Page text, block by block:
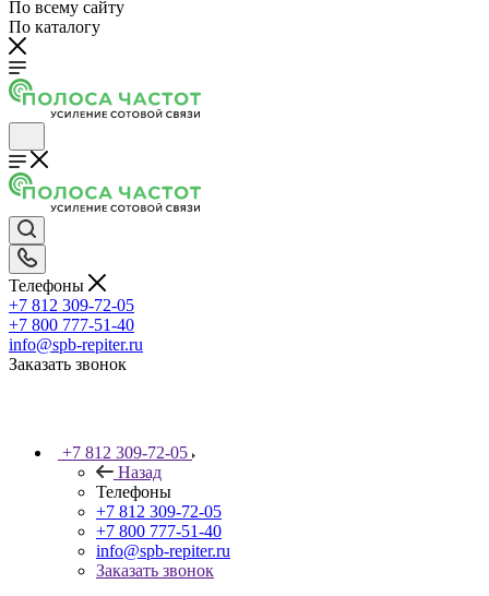
По всему сайту
По каталогу
Телефоны
+7 812 309-72-05
+7 800 777-51-40
info@spb-repiter.ru
Заказать звонок
+7 812 309-72-05
Назад
Телефоны
+7 812 309-72-05
+7 800 777-51-40
info@spb-repiter.ru
Заказать звонок